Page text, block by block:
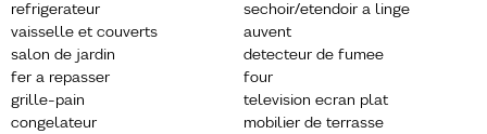
refrigerateur
sechoir/etendoir a linge
vaisselle et couverts
auvent
salon de jardin
detecteur de fumee
fer a repasser
four
grille-pain
television ecran plat
congelateur
mobilier de terrasse